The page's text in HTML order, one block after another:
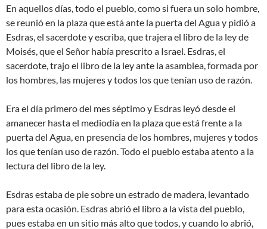
En aquellos días, todo el pueblo, como si fuera un solo hombre,
se reunió en la plaza que está ante la puerta del Agua y pidió a
Esdras, el sacerdote y escriba, que trajera el libro de la ley de
Moisés, que el Señor había prescrito a Israel. Esdras, el
sacerdote, trajo el libro de la ley ante la asamblea, formada por
los hombres, las mujeres y todos los que tenían uso de razón.
Era el día primero del mes séptimo y Esdras leyó desde el
amanecer hasta el mediodía en la plaza que está frente a la
puerta del Agua, en presencia de los hombres, mujeres y todos
los que tenían uso de razón. Todo el pueblo estaba atento a la
lectura del libro de la ley.
Esdras estaba de pie sobre un estrado de madera, levantado
para esta ocasión. Esdras abrió el libro a la vista del pueblo,
pues estaba en un sitio más alto que todos, y cuando lo abrió,